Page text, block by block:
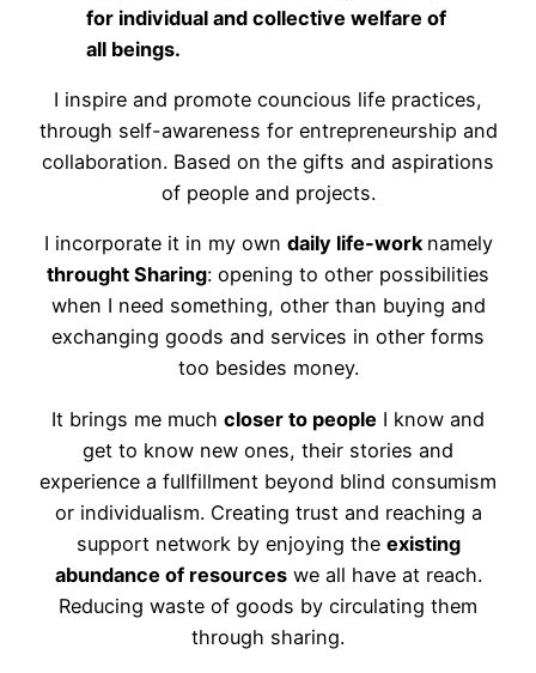
for individual and collective welfare of
all beings.
I inspire and promote councious life practices,
through self-awareness for entrepreneurship and
collaboration. Based on the gifts and aspirations
of people and projects.
I incorporate it in my own daily life-work namely
throught Sharing: opening to other possibilities
when I need something, other than buying and
exchanging goods and services in other forms
too besides money.
It brings me much closer to people I know and
get to know new ones, their stories and
experience a fullfillment beyond blind consumism
or individualism. Creating trust and reaching a
support network by enjoying the existing
abundance of resourceswe all have at reach.
Reducing waste of goods by circulating them
through sharing.